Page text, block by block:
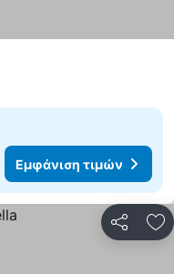
Εμφάνιση τιμών